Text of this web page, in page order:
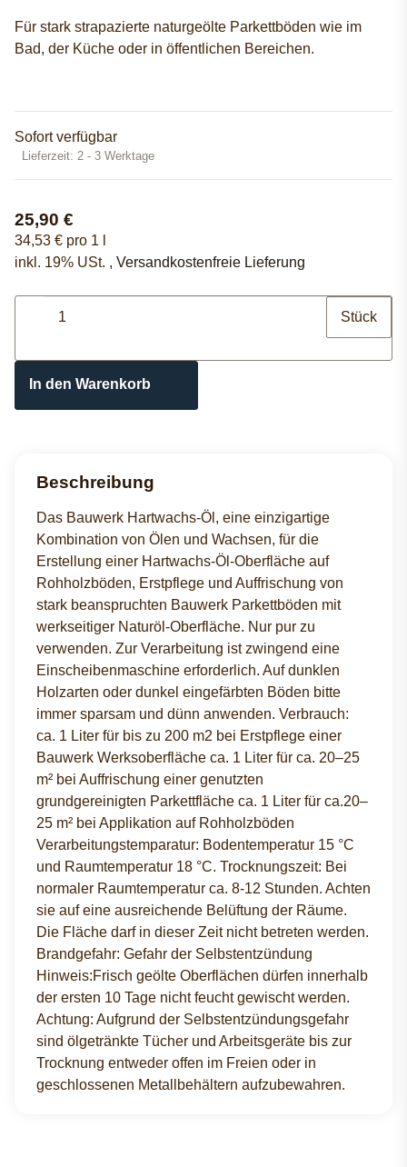
Für stark strapazierte naturgeölte Parkettböden wie im
Bad, der Küche oder in öffentlichen Bereichen.
Sofort verfügbar
Lieferzeit: 2 - 3 Werktage
25,90 €
34,53 € pro 1 l
inkl. 19% USt. , Versandkostenfreie Lieferung
Stück
In den Warenkorb
Beschreibung
Das Bauwerk Hartwachs-Öl, eine einzigartige
Kombination von Ölen und Wachsen, für die
Erstellung einer Hartwachs-Öl-Oberfläche auf
Rohholzböden, Erstpflege und Auffrischung von
stark beanspruchten Bauwerk Parkettböden mit
werkseitiger Naturöl-Oberfläche. Nur pur zu
verwenden. Zur Verarbeitung ist zwingend eine
Einscheibenmaschine erforderlich. Auf dunklen
Holzarten oder dunkel eingefärbten Böden bitte
immer sparsam und dünn anwenden. Verbrauch:
ca. 1 Liter für bis zu 200 m2 bei Erstpflege einer
Bauwerk Werksoberfläche ca. 1 Liter für ca. 20–25
m² bei Auffrischung einer genutzten
grundgereinigten Parkettfläche ca. 1 Liter für ca.20–
25 m² bei Applikation auf Rohholzböden
Verarbeitungstemparatur: Bodentemperatur 15 °C
und Raumtemperatur 18 °C. Trocknungszeit: Bei
normaler Raumtemperatur ca. 8-12 Stunden. Achten
sie auf eine ausreichende Belüftung der Räume.
Die Fläche darf in dieser Zeit nicht betreten werden.
Brandgefahr: Gefahr der Selbstentzündung
Hinweis:Frisch geölte Oberflächen dürfen innerhalb
der ersten 10 Tage nicht feucht gewischt werden.
Achtung: Aufgrund der Selbstentzündungsgefahr
sind ölgetränkte Tücher und Arbeitsgeräte bis zur
Trocknung entweder offen im Freien oder in
geschlossenen Metallbehältern aufzubewahren.